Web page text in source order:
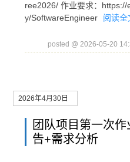
ree2026/ 作业要求：
y/SoftwareEngineer
阅读全
posted @ 2026-05-20
2026年4月30日
团队项目第一次
告+需求分析